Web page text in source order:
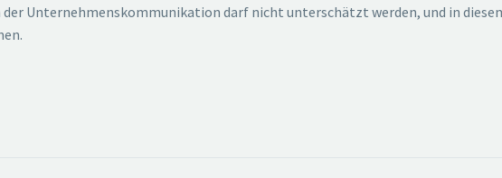
Unternehmenskommunikation darf nicht unterschätzt werden, und in